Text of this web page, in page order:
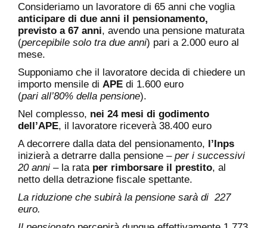
Consideriamo un lavoratore di 65 anni che voglia
anticipare di due anni il pensionamento,
previsto a 67 anni, avendo una pensione maturata
(percepibile solo tra due anni) pari a 2.000 euro al
mese.
Supponiamo che il lavoratore decida di chiedere un
importo mensile di APE di 1.600 euro
(pari all’80% della pensione).
Nel complesso, nei 24 mesi di godimento
dell’APE, il lavoratore riceverà 38.400 euro
A decorrere dalla data del pensionamento, l’Inps
inizierà a detrarre dalla pensione – per i successivi
20 anni – la rata per rimborsare il prestito, al
netto della detrazione fiscale spettante.
La riduzione che subirà la pensione sarà di 227
euro.